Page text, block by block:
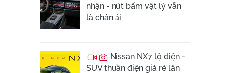
nhận - nút bấm vật lý vẫn
là chân ái
Nissan NX7 lộ diện -
SUV thuần điện giá rẻ lăn